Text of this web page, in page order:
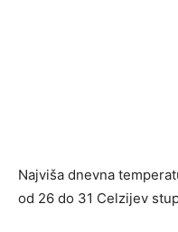
Najviša dnevna
od 26 do 31 Celzijev